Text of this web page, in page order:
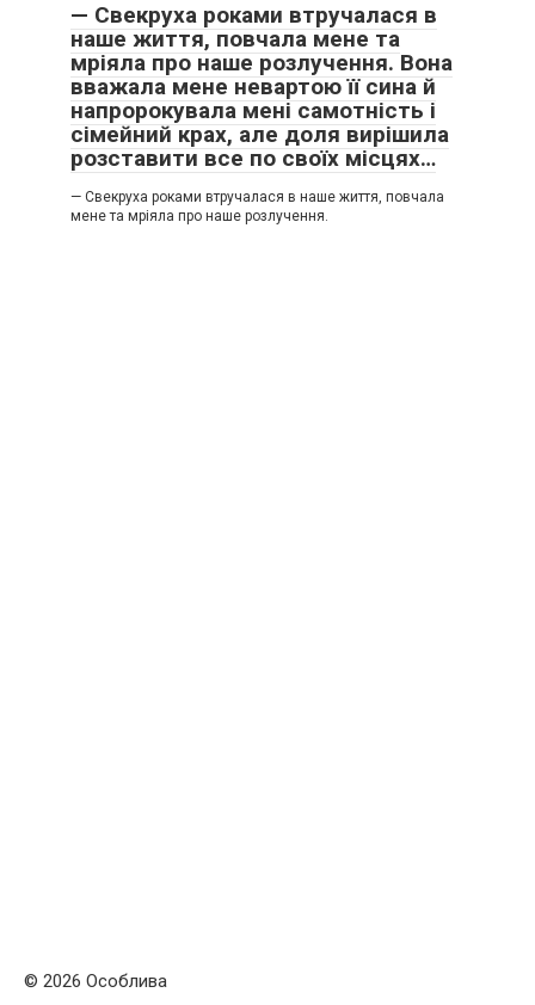
— Свекруха роками втручалася в
наше життя, повчала мене та
мріяла про наше розлучення. Вона
вважала мене невартою її сина й
напророкувала мені самотність і
сімейний крах, але доля вирішила
розставити все по своїх місцях…
— Свекруха роками втручалася в наше життя, повчала
мене та мріяла про наше розлучення.
© 2026 Особлива